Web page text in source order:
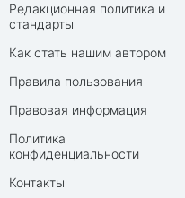
Редакционная политика и
стандарты
Как стать нашим автором
Правила пользования
Правовая информация
Политика
конфиденциальности
Контакты